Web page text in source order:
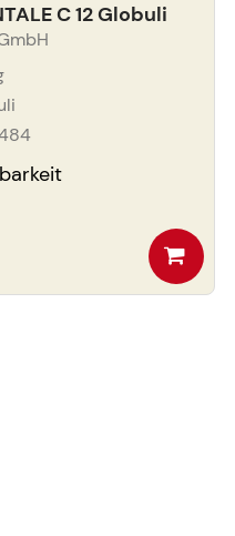
C 12 Globuli